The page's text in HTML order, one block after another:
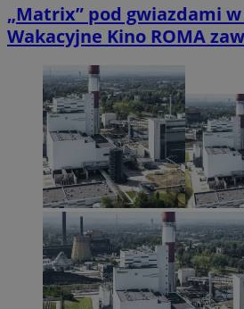
„Matrix” pod gwiazdami
Wakacyjne Kino ROMA